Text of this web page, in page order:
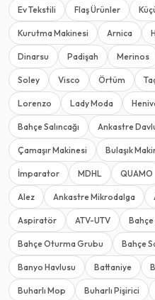
Ev Tekstili Flaş Ürünler
Kurutma Makinesi Arnica
Dinarsu Padişah Merinos
Soley Visco Örtüm
Lorenzo Lady Moda
Bahçe Salıncağı Ankastre
Çamaşır Makinesi Bulaşık
İmparator MDHL QUAMO
Alez Ankastre Mikrodalga
Aspiratör ATV-UTV Bahçe
Bahçe Oturma Grubu Bahçe
Banyo Havlusu Battaniye
Buharlı Mop Buharlı Pişirici